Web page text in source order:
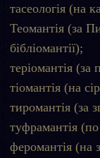
тасеологія (на
Теомантія (за
бібліомантії);
теріомантія (за
тіомантія (на
тиромантія (за
туфрамантія
феромантія (на